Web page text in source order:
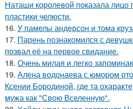
Наташи королевой показала
пластики челюсти.
16. У памелы андерсон и тома
17. Парень познакомился с
позвал её на первое свидание.
18. Очень милая и легко
19. Алена водонаева с юмором
Ксении Бородиной, где та
мужа как "Свою Вселенную".